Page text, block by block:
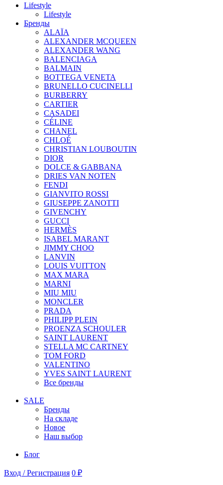
Lifestyle
Lifestyle
Бренды
ALAÏA
ALEXANDER MCQUEEN
ALEXANDER WANG
BALENCIAGA
BALMAIN
BOTTEGA VENETA
BRUNELLO CUCINELLI
BURBERRY
CARTIER
CASADEI
CÉLINE
CHANEL
CHLOÉ
CHRISTIAN LOUBOUTIN
DIOR
DOLCE & GABBANA
DRIES VAN NOTEN
FENDI
GIANVITO ROSSI
GIUSEPPE ZANOTTI
GIVENCHY
GUCCI
HERMÈS
ISABEL MARANT
JIMMY CHOO
LANVIN
LOUIS VUITTON
MAX MARA
MARNI
MIU MIU
MONCLER
PRADA
PHILIPP PLEIN
PROENZA SCHOULER
SAINT LAURENT
STELLA MC CARTNEY
TOM FORD
VALENTINO
YVES SAINT LAURENT
Все бренды
SALE
Бренды
На складе
Новое
Наш выбор
Блог
Вход / Регистрация 0 ₽